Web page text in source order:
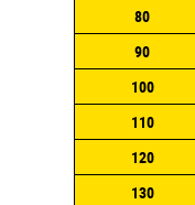
80
90
100
110
120
130